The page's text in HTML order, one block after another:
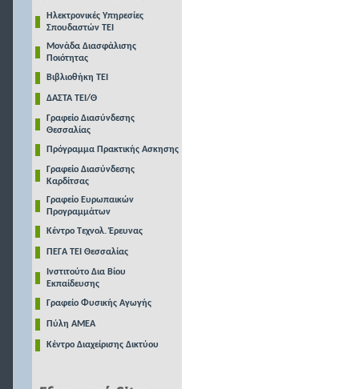
Ηλεκτρονικές Υπηρεσίες
Σπουδαστών ΤΕΙ
Μονάδα Διασφάλισης
Ποιότητας
Βιβλιοθήκη ΤΕΙ
ΔΑΣΤΑ ΤΕΙ/Θ
Γραφείο Διασύνδεσης
Θεσσαλίας
Πρόγραμμα Πρακτικής Ασκησης
Γραφείο Διασύνδεσης
Καρδίτσας
Γραφείο Ευρωπαικών
Προγραμμάτων
Κέντρο Τεχνολ. Έρευνας
ΠΕΓΑ ΤΕΙ Θεσσαλίας
Ινστιτούτο Δια Βίου
Εκπαίδευσης
Γραφείο Φυσικής Αγωγής
Πύλη ΑΜΕΑ
Κέντρο Διαχείρισης Δικτύου